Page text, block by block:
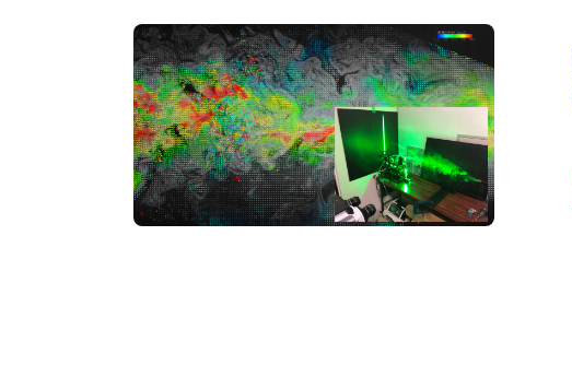
PIV・マイクロバブルでの超高解像度・高
速撮影
可視化 #解析#試験・測定